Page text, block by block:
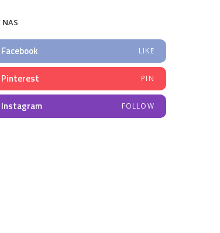
NAS
Facebook LIKE
Pinterest PIN
Instagram FOLLOW